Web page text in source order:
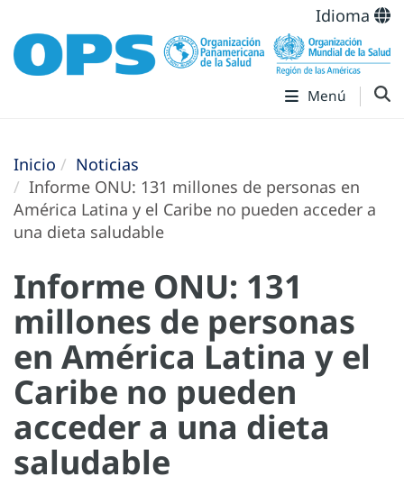
Idioma
Menú
Inicio
Noticias
Informe ONU: 131 millones de personas en
América Latina y el Caribe no pueden acceder a
una dieta saludable
Informe ONU: 131
millones de personas
en América Latina y el
Caribe no pueden
acceder a una dieta
saludable